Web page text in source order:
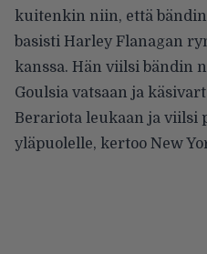
kuitenkin niin, että
basisti Harley Flanagan
kanssa. Hän viilsi bändin
Goulsia vatsaan ja
Berariota leukaan ja viilsi
yläpuolelle, kertoo New